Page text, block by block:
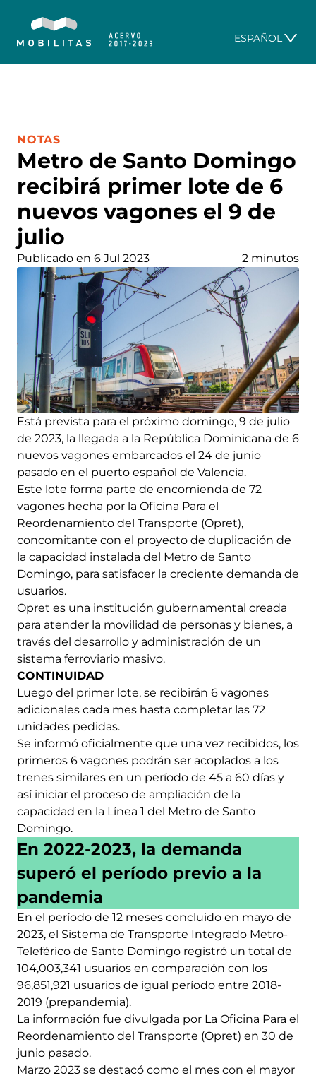
ESPAÑOL
Metro de Santo Domingo
recibirá primer lote de 6
nuevos vagones el 9 de
julio
CATEGORÍA:
NOTAS
Publicado en 6 Jul 2023 2 minutos
Está prevista para el próximo domingo, 9 de julio
de 2023, la llegada a la República Dominicana de 6
nuevos vagones embarcados el 24 de junio
pasado en el puerto español de Valencia.
Este lote forma parte de encomienda de 72
vagones hecha por la Oficina Para el
Reordenamiento del Transporte (Opret),
concomitante con el proyecto de duplicación de
la capacidad instalada del Metro de Santo
Domingo, para satisfacer la creciente demanda de
usuarios.
Opret es una institución gubernamental creada
para atender la movilidad de personas y bienes, a
través del desarrollo y administración de un
sistema ferroviario masivo.
CONTINUIDAD
Luego del primer lote, se recibirán 6 vagones
adicionales cada mes hasta completar las 72
unidades pedidas.
Se informó oficialmente que una vez recibidos, los
primeros 6 vagones podrán ser acoplados a los
trenes similares en un período de 45 a 60 días y
así iniciar el proceso de ampliación de la
capacidad en la Línea 1 del Metro de Santo
Domingo.
En 2022-2023, la demanda
superó el período previo a la
pandemia
En el período de 12 meses concluido en mayo de
2023, el Sistema de Transporte Integrado Metro-
Teleférico de Santo Domingo registró un total de
104,003,341 usuarios en comparación con los
96,851,921 usuarios de igual período entre 2018-
2019 (prepandemia).
La información fue divulgada por La Oficina Para el
Reordenamiento del Transporte (Opret) en 30 de
junio pasado.
Marzo 2023 se destacó como el mes con el mayor